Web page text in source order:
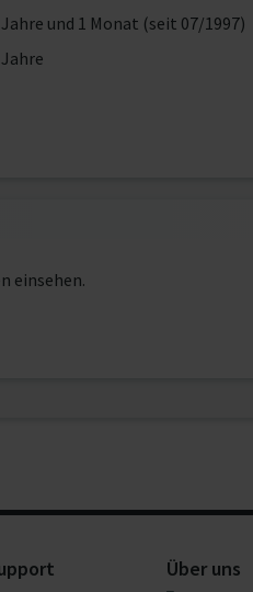
Jahre und 1 Monat (seit 07/1997)
einsehen.
Über uns